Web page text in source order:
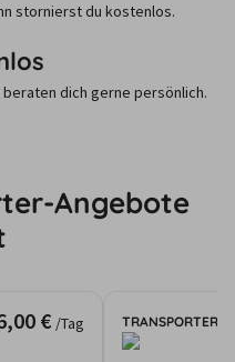
stornierst du kostenlos.
dich gerne persönlich.
Angebote
€ /Tag TRANSPORTER